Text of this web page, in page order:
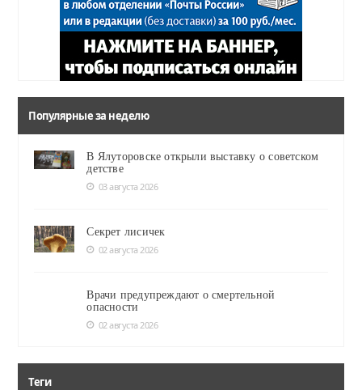
Популярные за неделю
В Ялуторовске открыли выставку о советском
детстве
03 августа 2026
Секрет лисичек
02 августа 2026
Врачи предупреждают о смертельной
опасности
02 августа 2026
Теги